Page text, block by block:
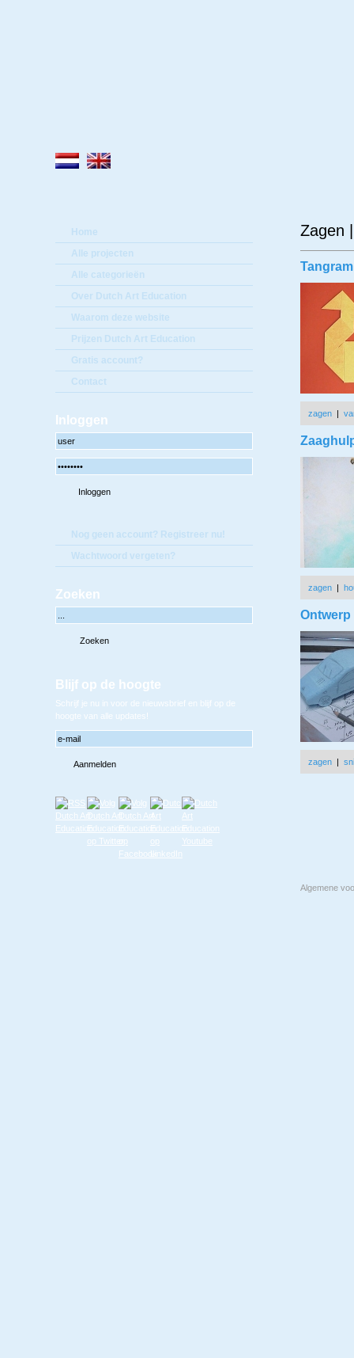
Home
Alle projecten
Alle categorieën
Over Dutch Art Education
Waarom deze website
Prijzen Dutch Art Education
Gratis account?
Contact
Inloggen
Nog geen account? Registreer nu!
Wachtwoord vergeten?
Zoeken
Blijf op de hoogte
Schrijf je nu in voor de nieuwsbrief en blijf op de
hoogte van alle updates!
Zagen
zagen |
zagen |
Ontwerp
zagen |
Algemene